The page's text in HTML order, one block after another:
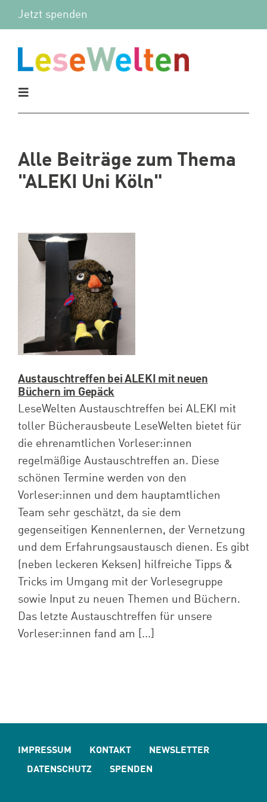
Zum
Jetzt spenden
Toggle
Vor Ort
Wir
Spenden
Projekte
Alle Beiträge zum Thema
"ALEKI Uni Köln"
Austauschtreffen bei ALEKI mit neuen
Büchern im Gepäck
LeseWelten Austauschtreffen bei ALEKI mit
toller Bücherausbeute LeseWelten bietet für
die ehrenamtlichen Vorleser:innen
regelmäßige Austauschtreffen an. Diese
schönen Termine werden von den
Vorleser:innen und dem hauptamtlichen
Team sehr geschätzt, da sie dem
gegenseitigen Kennenlernen, der Vernetzung
und dem Erfahrungsaustausch dienen. Es gibt
(neben leckeren Keksen) hilfreiche Tipps &
Tricks im Umgang mit der Vorlesegruppe
sowie Input zu neuen Themen und Büchern.
Das letzte Austauschtreffen für unsere
Vorleser:innen fand am [...]
IMPRESSUM KONTAKT
NEWSLETTER
DATENSCHUTZ
SPENDEN